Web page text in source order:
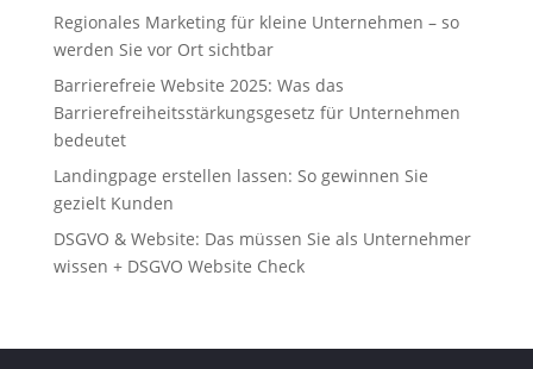
Regionales Marketing für kleine Unternehmen – so
werden Sie vor Ort sichtbar
Barrierefreie Website 2025: Was das
Barrierefreiheitsstärkungsgesetz für Unternehmen
bedeutet
Landingpage erstellen lassen: So gewinnen Sie
gezielt Kunden
DSGVO & Website: Das müssen Sie als Unternehmer
wissen + DSGVO Website Check